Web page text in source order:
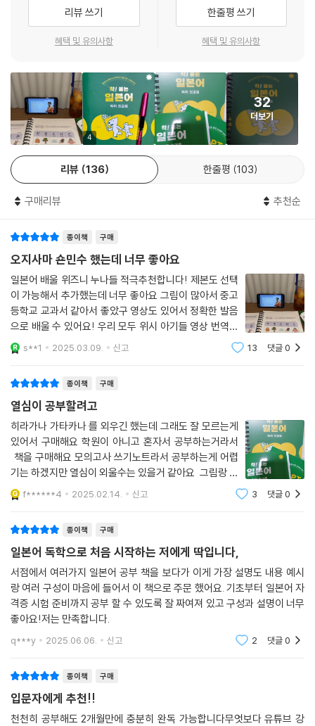
UNIT 05 비교, 대비
UNIT 06 의무, 필요
UNIT 07 조언, 충고
UNIT 09 의견, 생각
UNIT 10 추측, 예상
UNIT 11 후회, 회고
UNIT 12 가능, 불가능
UNIT 13 변화, 추이
UNIT 14 상태, 모습
UNIT 15 행동, 시도
(6) 학습 문의에 신속하게 피드백
- 유튜브 온라인 강의를 듣는 학습자 문의글에 신속하게 답변
* 개정판 특별 부록*
쓰기노트 (히라가나 / 가타카나 / 한자)
JLPT 모의고사 (N4 / N5)
엽서형 학습자료 (일본어 문자표 / 품사별 활용표)
온라인 테스트 자료 (형용사 & 동사 활용)
무료 동영상 강의 3종 (오리지널 버전 / New 버전 / JLPT 풀이 영상)
착일독 팟캐스트 140강
기)
리뷰 쓰기
혜택 및 유의사항
한줄평 쓰기
혜택 및 유의사항
4
32
더보기
리뷰 136 한줄평 103
구매리뷰 추천순
종이책 구매
오지사마 숀민수 했는데 너무 좋아요
일본어 배울 위즈니 누나들 적극추천합니다! 제본도 선택
이 가능해서 추가했는데 너무 좋아요 그림이 많아서 중고
등학교 교과서 같아서 좋았구 영상도 있어서 정확한 발음
으로 배울 수 있어요! 우리 모두 위시 아기들 영상 번역자
막 없이 보는 그 날까지 화이팅💚
s**1 2025.03.09. 신고 13 댓글0
종이책 구매
열심이 공부할려고
히라가나 가타카나 를 외우긴 했는데 그래도 잘 모르는게
있어서 구매해요 학원이 아니고 혼자서 공부하는거라서
책을 구매해요 모의고사 쓰기노트라서 공부하는게 어렵
기는 하겠지만 열심이 외울수는 있을거 같아요 그림랑 글
이랑 같이 동영상 보면서 하면 좋을거 같아요
f******4 2025.02.14. 신고 3 댓글0
종이책 구매
일본어 독학으로 처음 시작하는 저에게 딱입니다,
서점에서 여러가지 일본어 공부 책을 보다가 이게 가장 설명도 내용 예시
랑 여러 구성이 마음에 들어서 이 책으로 주문 했어요. 기초부터 일본어 자
격증 시험 준비까지 공부 할 수 있도록 잘 짜여져 있고 구성과 설명이 너무
좋아요!저는 만족합니다.
q***y 2025.06.06. 신고 2 댓글0
종이책 구매
입문자에게 추천!!
천천히 공부해도 2개월만에 충분히 완독 가능합니다무엇보다 유튜브 강